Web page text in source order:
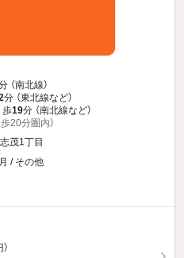
（南北線）
分 （東北線など）
歩19分 （南北線など）
20分圏内）
茂1丁目
/ その他